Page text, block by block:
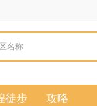
徒步 攻略